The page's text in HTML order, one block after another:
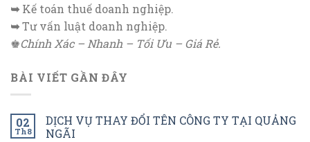
➥Kế toán thuế doanh nghiệp.
➥Tư vấn luật doanh nghiệp.
♚Chính Xác – Nhanh – Tối Ưu – Giá Rẻ.
BÀI VIẾT GẦN ĐÂY
02
Th8
DỊCH VỤ THAY ĐỔI TÊN CÔNG TY TẠI QUẢNG
NGÃI